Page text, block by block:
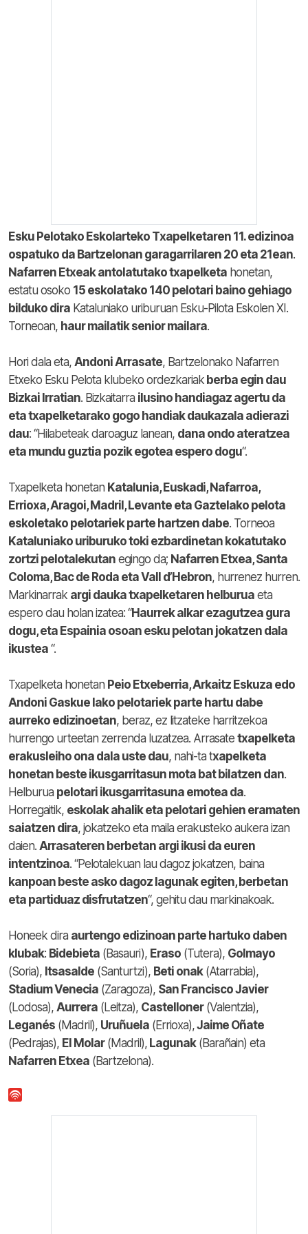
Esku Pelotako Eskolarteko Txapelketaren 11. edizinoa
ospatuko da Bartzelonan garagarrilaren 20 eta 21ean.
Nafarren Etxeak antolatutako txapelketa honetan,
estatu osoko 15 eskolatako 140 pelotari baino gehiago
bilduko dira Kataluniako uriburuan Esku-Pilota Eskolen XI.
Torneoan, haur mailatik senior mailara.
Hori dala eta, Andoni Arrasate, Bartzelonako Nafarren
Etxeko Esku Pelota klubeko ordezkariak berba egin dau
Bizkai Irratian. Bizkaitarra ilusino handiagaz agertu da
eta txapelketarako gogo handiak daukazala adierazi
dau: “Hilabeteak daroaguz lanean, dana ondo ateratzea
eta mundu guztia pozik egotea espero dogu“.
Txapelketa honetan Katalunia, Euskadi, Nafarroa,
Errioxa, Aragoi, Madril, Levante eta Gaztelako pelota
eskoletako pelotariek parte hartzen dabe. Torneoa
Kataluniako uriburuko toki ezbardinetan kokatutako
zortzi pelotalekutan egingo da; Nafarren Etxea, Santa
Coloma, Bac de Roda eta Vall d’Hebron, hurrenez hurren.
Markinarrak argi dauka txapelketaren helburua eta
espero dau holan izatea: “Haurrek alkar ezagutzea gura
dogu, eta Espainia osoan esku pelotan jokatzen dala
ikustea “.
Txapelketa honetan Peio Etxeberria, Arkaitz Eskuza edo
Andoni Gaskue lako pelotariek parte hartu dabe
aurreko edizinoetan, beraz, ez litzateke harritzekoa
hurrengo urteetan zerrenda luzatzea. Arrasate txapelketa
erakusleiho ona dala uste dau, nahi-ta txapelketa
honetan beste ikusgarritasun mota bat bilatzen dan.
Helburua pelotari ikusgarritasuna emotea da.
Horregaitik, eskolak ahalik eta pelotari gehien eramaten
saiatzen dira, jokatzeko eta maila erakusteko aukera izan
daien. Arrasateren berbetan argi ikusi da euren
intentzinoa. “Pelotalekuan lau dagoz jokatzen, baina
kanpoan beste asko dagoz lagunak egiten, berbetan
eta partiduaz disfrutatzen“, gehitu dau markinakoak.
Honeek dira aurtengo edizinoan parte hartuko daben
klubak: Bidebieta (Basauri), Eraso (Tutera), Golmayo
(Soria), Itsasalde (Santurtzi), Beti onak(Atarrabia),
Stadium Venecia (Zaragoza), San Francisco Javier
(Lodosa), Aurrera (Leitza), Castelloner(Valentzia),
Leganés (Madril), Uruñuela (Errioxa),Jaime Oñate
(Pedrajas), El Molar(Madril), Lagunak(Barañain) eta
Nafarren Etxea (Bartzelona).